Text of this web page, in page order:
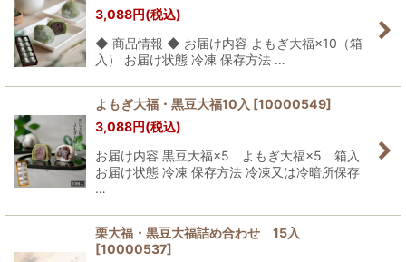
3,088円(税込)
◆ 商品情報 ◆ お届け内容 よもぎ大福×10（箱
入） お届け状態 冷凍 保存方法 …
よもぎ大福・黒豆大福10入 [10000549]
3,088円(税込)
お届け内容 黒豆大福×5 よもぎ大福×5 箱入
お届け状態 冷凍 保存方法 冷凍又は冷暗所保存
…
栗大福・黒豆大福詰め合わせ 15入
[10000537]